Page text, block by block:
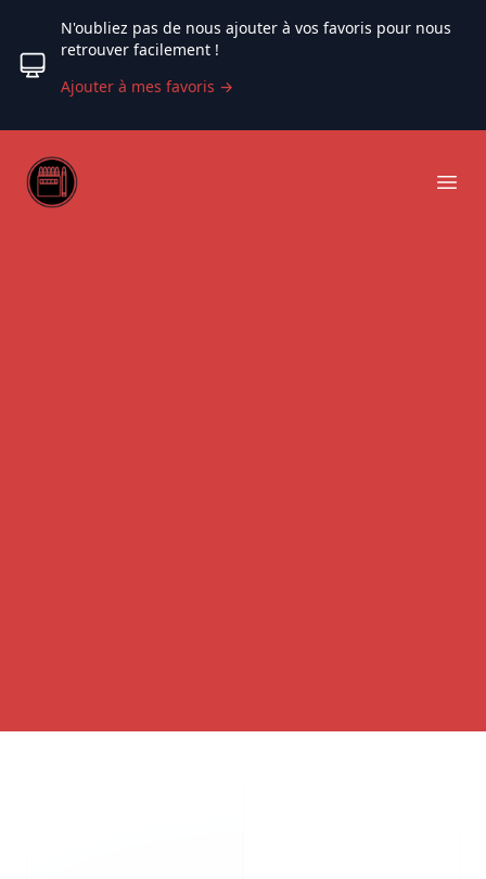
N'oubliez pas de nous ajouter à vos favoris pour nous
retrouver facilement !
Ajouter à mes favoris →
Web coloriage